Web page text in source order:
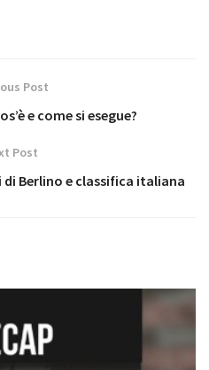
Post
e come si esegue?
Post
Berlino e classifica italiana